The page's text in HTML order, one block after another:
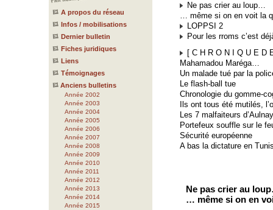
A propos du réseau
Infos / mobilisations
Dernier bulletin
Fiches juridiques
Liens
Témoignages
Anciens bulletins
Année 2002
Année 2003
Année 2004
Année 2005
Année 2006
Année 2007
Année 2008
Année 2009
Année 2010
Année 2011
Année 2012
Année 2013
Année 2014
Année 2015
Ne pas crier au loup…
… même si on en voit la
LOPPSI 2
Pour les rroms c’est
[ C H R O N I Q U E D
Mahamadou Maréga…
Un malade tué par la
Le flash-ball tue
Chronologie du gomme-
Ils ont tous été mutilés,
Les 7 malfaiteurs
Portefeux souffle sur le
Sécurité européenne
A bas la dictature en
Ne pas crier au
… même si on en